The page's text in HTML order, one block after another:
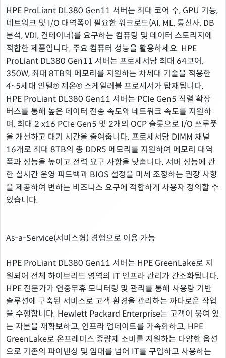
HPE ProLiant DL380 Gen11 서버는 최대 코어 수, GPU 기능,
네트워크 및 I/O 대역폭이 필요한 워크로드(AI, ML, 통신사, DB
분석, VDI, 컨테이너)를 요구하는 컴퓨팅 및 데이터 스토리지에
적합한 제품입니다. 주요 컴퓨터 성능을 활용하세요. HPE
ProLiant DL380 Gen11 서버는 프로세서당 최대 64코어,
350W, 최대 8TB의 메모리를 지원하는 차세대 기술을 적용한
4~5세대 인텔® 제온® 스케일러블 프로세서가 탑재됩니다.
HPE ProLiant DL380 Gen11 서버는 PCIe Gen5 직렬 확장
버스를 통해 높은 데이터 전송 속도와 네트워크 속도를 지원하
며, 최대 2 x16 PCIe Gen5 및 2개의 OCP 슬롯으로 I/O 쓰루풋
을 개선하고 대기 시간을 줄여줍니다. 프로세서당 DIMM 채널
16개로 최대 8TB의 총 DDR5 메모리를 지원하여 메모리 대역
폭과 성능을 높이고 전력 요구 사항을 낮춥니다. 서버 성능에 관
한 실시간 운영 피드백과 BIOS 설정을 미세 조정하는 권장 사항
을 제공하여 변하는 비즈니스 요구에 적합하게 사용자 정의할 수
있습니다.
As-a-Service(서비스형) 경험으로 이용 가능
HPE ProLiant DL380 Gen11 서버는 HPE GreenLake로 지
원되어 전체 하이브리드 영역의 IT 인프라 관리가 간소화됩니다.
HPE 전문가가 연중무휴 모니터링 및 관리를 통해 사용량 기반
솔루션에 구축된 서비스로 고객 환경을 관리하는 까다로운 작업
을 수행합니다. Hewlett Packard Enterprise는 고객이 묶여 있
는 자본을 재확보하고, 인프라 업데이트를 가속화하고, HPE
GreenLake로 온프레미스 종량제 소비를 지원하는 다양한 옵션
으로 기존의 파이낸싱 및 임대를 넘어 IT를 구입하고 사용하는